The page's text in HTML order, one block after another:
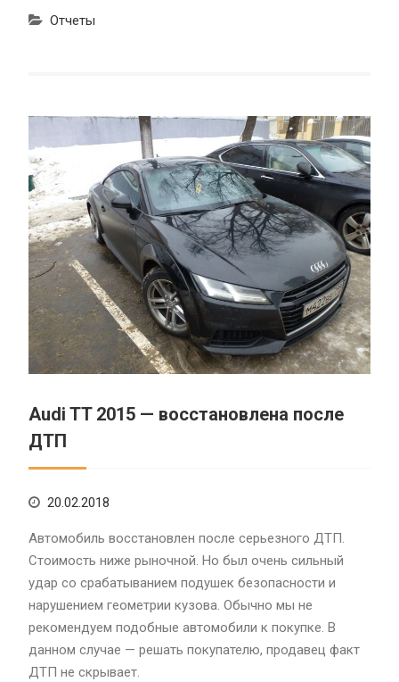
Отчеты
Audi TT 2015 — восстановлена после
ДТП
20.02.2018
Автомобиль восстановлен после серьезного ДТП.
Стоимость ниже рыночной. Но был очень сильный
удар со срабатыванием подушек безопасности и
нарушением геометрии кузова. Обычно мы не
рекомендуем подобные автомобили к покупке. В
данном случае — решать покупателю, продавец факт
ДТП не скрывает.